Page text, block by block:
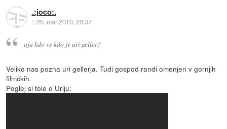
.:joco:.
::25. mar 2010, 20:37
aja kdo ve kdo je uri geller?
Veliko nas pozna uri gellerja. Tudi gospod randi omenjen v gornjih
filmčkih.
Poglej si tole o Uriju: